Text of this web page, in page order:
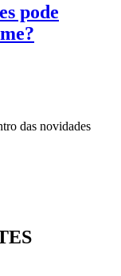
pode
das novidades